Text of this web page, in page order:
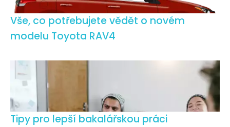
Vše, co potřebujete vědět o novém
modelu Toyota RAV4
Tipy pro lepší bakalářskou práci